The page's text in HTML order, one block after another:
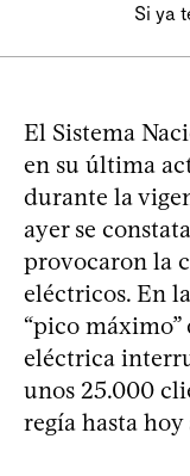
Si ya
El Sistema
en su última
durante la
ayer se
provocaron la
eléctricos. En
“pico máximo”
eléctrica
unos 25.000
regía hasta hoy